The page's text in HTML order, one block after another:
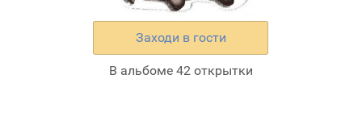
Заходи в гости
В альбоме 42 открытки